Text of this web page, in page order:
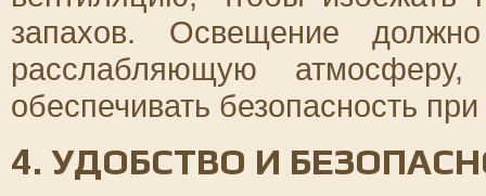
запахов. Освещение
расслабляющую
обеспечивать безопасность
4. УДОБСТВО И